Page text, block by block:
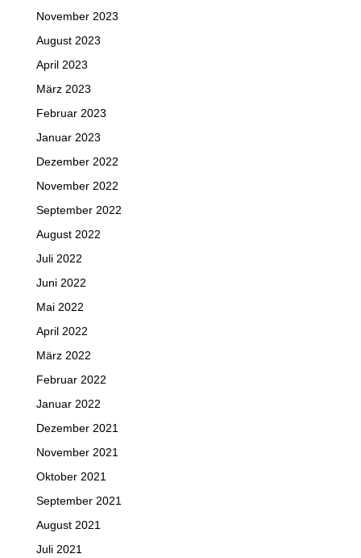
November 2023
August 2023
April 2023
März 2023
Februar 2023
Januar 2023
Dezember 2022
November 2022
September 2022
August 2022
Juli 2022
Juni 2022
Mai 2022
April 2022
März 2022
Februar 2022
Januar 2022
Dezember 2021
November 2021
Oktober 2021
September 2021
August 2021
Juli 2021